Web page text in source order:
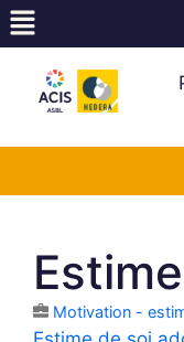
Motivation -